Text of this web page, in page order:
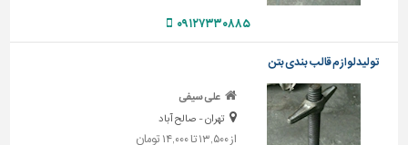
ماشین
آلات
برقی،روشنایی،ایمنی
محوطه
۰۹۱۲۷۳۳۰۸۸۵
تولیدلوازم قالب بندی بتن
علی سیفی
تهران - صالح آباد
از ۱۳,۵۰۰ تا ۱۴,۰۰۰ تومان